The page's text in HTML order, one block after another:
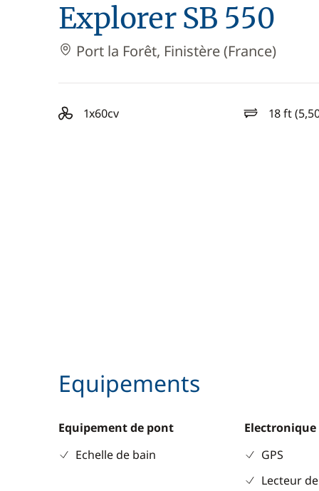
Explorer SB 550
Port la Forêt, Finistère (France)
1x60cv
motorisation 18 ft
longueur
Equipements
Equipement de pont
Echelle de bain
Electronique
GPS
Lecteur